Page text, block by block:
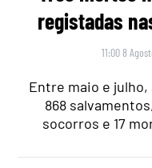
registadas
11:00 8
Entre maio e
868
socorros e 17